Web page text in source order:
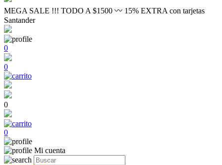
MEGA SALE !!! TODO A $1500 〰 15% EXTRA con tarjetas
Santander
0
0
0
0
Mi cuenta